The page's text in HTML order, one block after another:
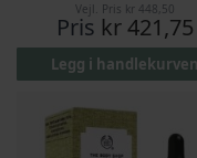
Vejl. Pris kr 448,50
Pris kr 421,75
Legg i handlekurven